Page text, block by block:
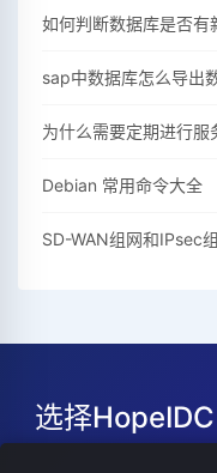
如何判断数据库是否有
sap中数据库怎么导出
为什么需要定期进行服
Debian 常用命令大全
SD-WAN组网和IPsec
选择